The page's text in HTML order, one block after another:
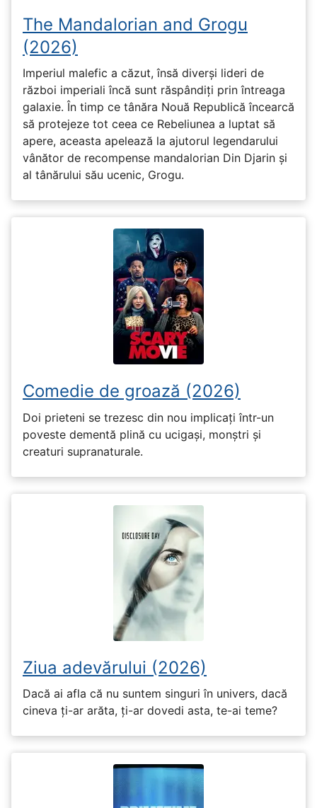
The Mandalorian and Grogu
(2026)
Imperiul malefic a căzut, însă diverși lideri de
război imperiali încă sunt răspândiți prin întreaga
galaxie. În timp ce tânăra Nouă Republică încearcă
să protejeze tot ceea ce Rebeliunea a luptat să
apere, aceasta apelează la ajutorul legendarului
vânător de recompense mandalorian Din Djarin și
al tânărului său ucenic, Grogu.
Comedie de groază (2026)
Doi prieteni se trezesc din nou implicați într-un
poveste dementă plină cu ucigași, monștri și
creaturi supranaturale.
Ziua adevărului (2026)
Dacă ai afla că nu suntem singuri în univers, dacă
cineva ți-ar arăta, ți-ar dovedi asta, te-ai teme?